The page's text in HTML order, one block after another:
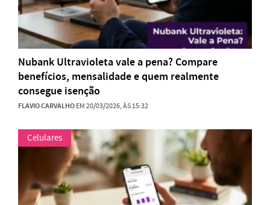
Nubank Ultravioleta vale a pena? Compare
benefícios, mensalidade e quem realmente
consegue isenção
FLAVIO CARVALHOEM 20/03/2026, ÀS 15:32
Celulares